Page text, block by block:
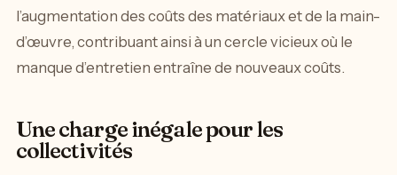
l’augmentation des coûts des matériaux et de la main-
d’œuvre, contribuant ainsi à un cercle vicieux où le
manque d’entretien entraîne de nouveaux coûts.
Une charge inégale pour les
collectivités